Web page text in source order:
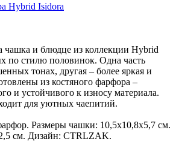
Hybrid Isidora
чашка и блюдце из коллекции Hybrid
по стилю половинок. Одна часть
тонах, другая – более яркая и
из костяного фарфора –
и устойчивого к износу материала.
для уютных чаепитий.
Размеры чашки: 10,5х10,8х5,7 см.
см. Дизайн: CTRLZAK.